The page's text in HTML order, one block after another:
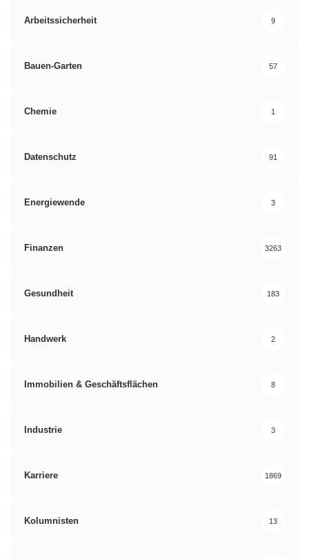
Arbeitssicherheit 9
Bauen-Garten 57
Chemie 1
Datenschutz 91
Energiewende 3
Finanzen 3263
Gesundheit 183
Handwerk 2
Immobilien & Geschäftsflächen 8
Industrie 3
Karriere 1869
Kolumnisten 13